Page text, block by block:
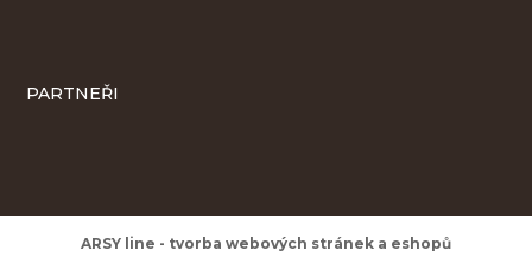
PARTNEŘI
ARSY line - tvorba webových stránek a eshopů